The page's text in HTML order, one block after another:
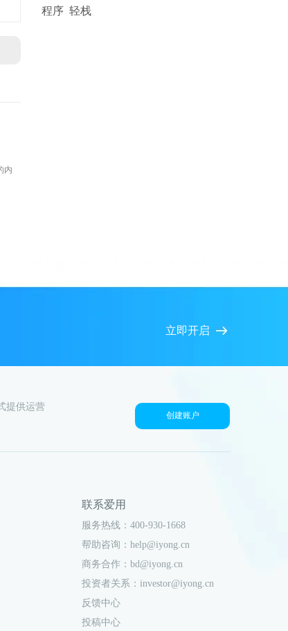
内
程序 轻栈
立即开启
联系爱用
服务热线：400-930-1668
帮助咨询：help@iyong.cn
商务合作：bd@iyong.cn
投资者关系：investor@iyong.cn
反馈中心
投稿中心
提供运营
创建账户